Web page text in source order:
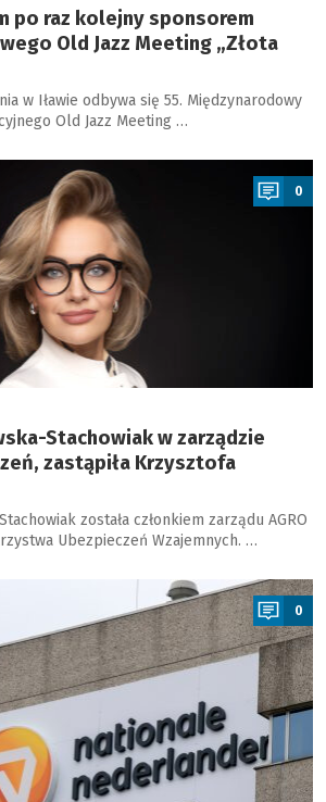
po raz kolejny sponsorem
Old Jazz Meeting „Złota
w Iławie odbywa się 55. Międzynarodowy
Old Jazz Meeting …
0
Stachowiak w zarządzie
zastąpiła Krzysztofa
została członkiem zarządu AGRO
Ubezpieczeń Wzajemnych. …
0